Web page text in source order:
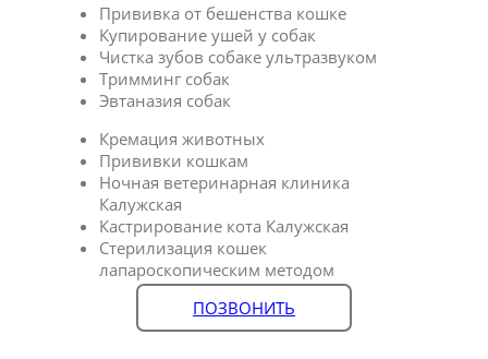
Прививка от бешенства кошке
Купирование ушей у собак
Чистка зубов собаке ультразвуком
Тримминг собак
Эвтаназия собак
Кремация животных
Прививки кошкам
Ночная ветеринарная клиника
Калужская
Кастрирование кота Калужская
Стерилизация кошек
лапароскопическим методом
ПОЗВОНИТЬ